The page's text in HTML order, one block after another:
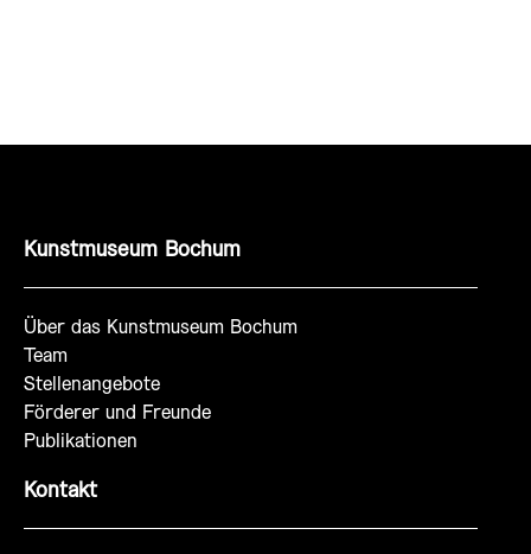
Kunstmuseum Bochum
Über das Kunstmuseum Bochum
Team
Stellenangebote
Förderer und Freunde
Publikationen
Kontakt